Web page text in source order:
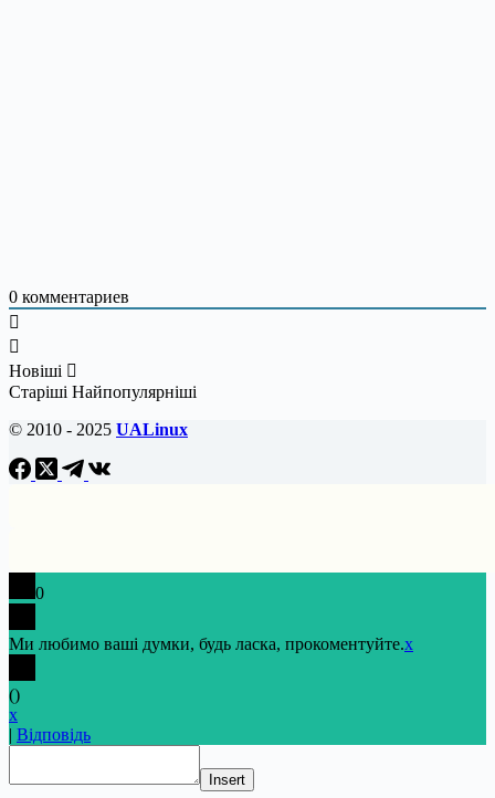
0 комментариев
Новіші
Старіші Найпопулярніші
© 2010 - 2025 UALinux
0
Ми любимо ваші думки, будь ласка, прокоментуйте.x
()
x
| Відповідь
Insert